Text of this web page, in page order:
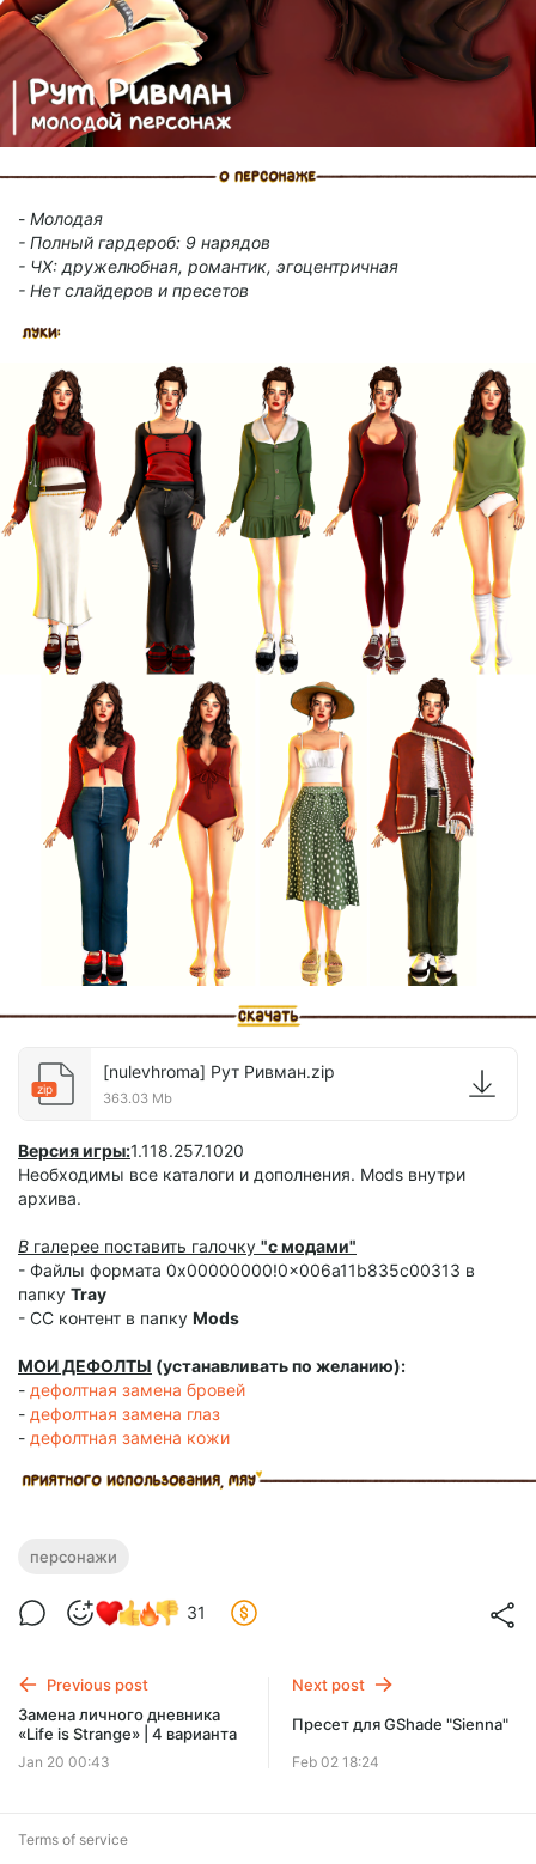
- Молодая
- Полный гардероб: 9 нарядов
- ЧХ: дружелюбная, романтик, эгоцентричная
- Нет слайдеров и пресетов
zip
[nulevhroma] Рут Ривман.zip
363.03 Mb
Версия игры:1.118.257.1020
Необходимы все каталоги и дополнения. Mods внутри
архива.
В галерее поставить галочку "с модами"
- Файлы формата 0x00000000!0x006a11b835c00313 в
папку Tray
- CC контент в папку Mods
МОИ ДЕФОЛТЫ (устанавливать по желанию):
- дефолтная замена бровей
- дефолтная замена глаз
- дефолтная замена кожи
персонажи
31
Previous post
Замена личного дневника
«Life is Strange» | 4 варианта
Jan 20 00:43
Next post
Пресет для GShade "Sienna"
Feb 02 18:24
Terms of service